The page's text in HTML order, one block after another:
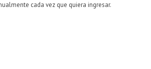
cada vez que quiera ingresar.